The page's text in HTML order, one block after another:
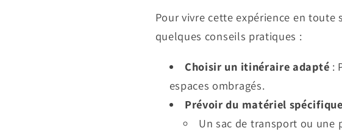
Pour vivre cette expérience en
quelques conseils pratiques :
Choisir un itinéraire adapté :
espaces ombragés.
Prévoir du matériel spécifique
Un sac de transport ou une